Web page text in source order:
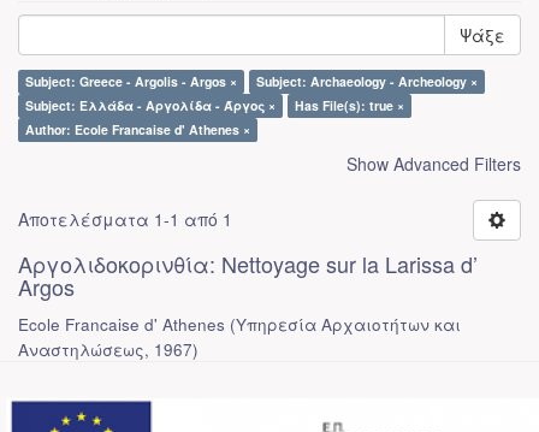
Ψάξε
Subject: Greece - Argolis - Argos ×
Subject: Archaeology - Archeology ×
Subject: Ελλάδα - Αργολίδα - Άργος ×
Has File(s): true ×
Author: Ecole Francaise d' Athenes ×
Show Advanced Filters
Αποτελέσματα 1-1 από 1
Αργολιδοκορινθία: Nettoyage sur la Larissa d’
Argos
Ecole Francaise d' Athenes (Υπηρεσία Αρχαιοτήτων και
Αναστηλώσεως, 1967)